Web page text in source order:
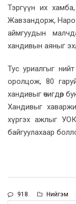
Тэргүүн их
Жавзандорж, Наро
аймгуудын
хандивын аяныг
Тус уриалгыг
оролцож, 80 гаруй
хандивыг өчигдөр
Хандивыг
хүргэх ажлыг
байгуулахаар
918 Нийгэм